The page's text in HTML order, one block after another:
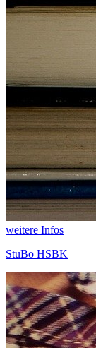
weitere Infos
StuBo HSBK